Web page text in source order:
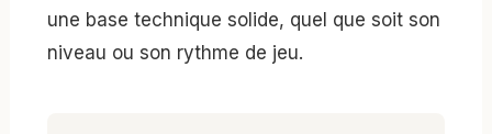
une base technique solide, quel que soit son
niveau ou son rythme de jeu.